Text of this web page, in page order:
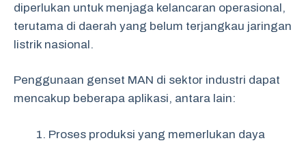
diperlukan untuk menjaga kelancaran operasional,
terutama di daerah yang belum terjangkau jaringan
listrik nasional.
Penggunaan genset MAN di sektor industri dapat
mencakup beberapa aplikasi, antara lain:
Proses produksi yang memerlukan daya